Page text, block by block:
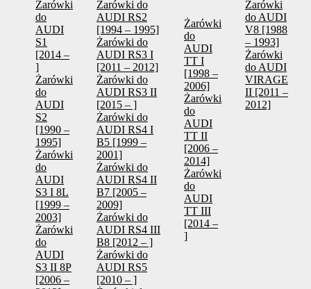
Żarówki
do
AUDI
S1
[2014 –
]
Żarówki
do
AUDI
S2
[1990 –
1995]
Żarówki
do
AUDI
S3 I 8L
[1999 –
2003]
Żarówki
do
AUDI
S3 II 8P
[2006 –
Żarówki do
AUDI RS2
[1994 – 1995]
Żarówki do
AUDI RS3 I
[2011 – 2012]
Żarówki do
AUDI RS3 II
[2015 – ]
Żarówki do
AUDI RS4 I
B5 [1999 –
2001]
Żarówki do
AUDI RS4 II
B7 [2005 –
2009]
Żarówki do
AUDI RS4 III
B8 [2012 – ]
Żarówki do
AUDI RS5
[2010 – ]
Żarówki
do
AUDI
TT I
[1998 –
2006]
Żarówki
do
AUDI
TT II
[2006 –
2014]
Żarówki
do
AUDI
TT III
[2014 –
]
Żarówki
do AUDI
V8 [1988
– 1993]
Żarówki
do AUDI
VIRAGE
II [2011 –
2012]